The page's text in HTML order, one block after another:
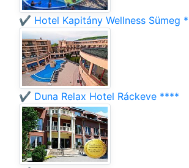
✔️ Hotel Kapitány Wellness Sümeg
✔️ Duna Relax Hotel Ráckeve ****